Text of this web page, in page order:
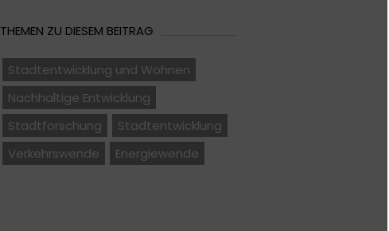
THEMEN ZU DIESEM BEITRAG
Stadtentwicklung und Wohnen
Nachhaltige Entwicklung
Stadtforschung
Stadtentwicklung
Verkehrswende
Energiewende